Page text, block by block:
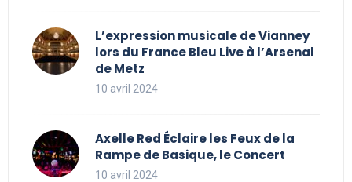
L’expression musicale de Vianney
lors du France Bleu Live à l’Arsenal
de Metz
10 avril 2024
Axelle Red Éclaire les Feux de la
Rampe de Basique, le Concert
10 avril 2024